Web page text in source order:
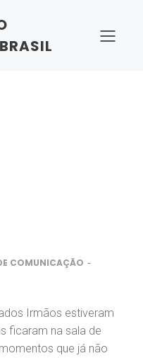
COMUNICAÇÃO -
Irmãos estiveram
ficaram na sala de
que já não